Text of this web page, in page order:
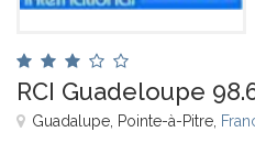
RCI Guadeloupe
Guadalupe, Pointe-à-Pitre,